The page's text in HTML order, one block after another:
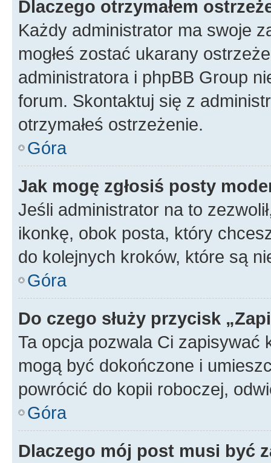
Dlaczego otrzymałem
Każdy administrator ma swoje
mogłeś zostać ukarany
administratora i phpBB Group
forum. Skontaktuj się z
otrzymałeś ostrzeżenie.
Góra
Jak mogę zgłosiś posty
Jeśli administrator na to
ikonkę, obok posta, który
do kolejnych kroków, które są
Góra
Do czego służy przycisk
Ta opcja pozwala Ci zapisywać
mogą być dokończone i
powrócić do kopii roboczej,
Góra
Dlaczego mój post musi być